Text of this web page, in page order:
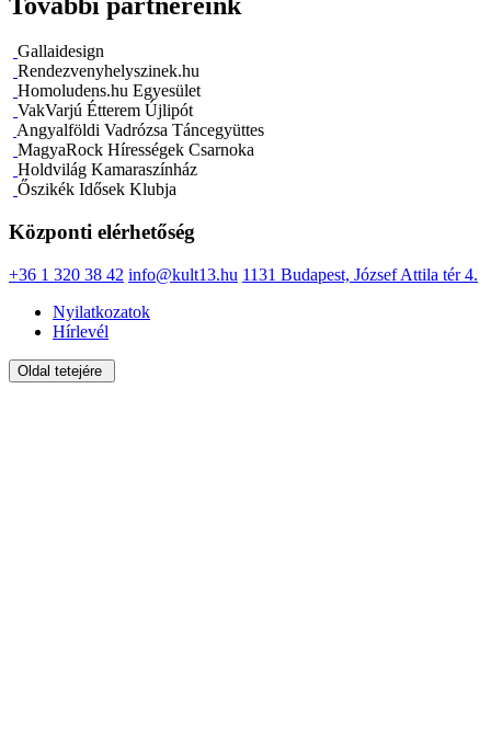
Gallaidesign
Rendezvenyhelyszinek.hu
Homoludens.hu Egyesület
VakVarjú Étterem Újlipót
Angyalföldi Vadrózsa Táncegyüttes
MagyaRock Hírességek Csarnoka
Holdvilág Kamaraszínház
Őszikék Idősek Klubja
Központi elérhetőség
+36 1 320 38 42 info@kult13.hu 1131 Budapest, József Attila tér 4.
Nyilatkozatok
Hírlevél
Oldal tetejére